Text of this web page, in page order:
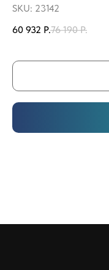
SKU: 23142
60 932 Р.76 190 Р.